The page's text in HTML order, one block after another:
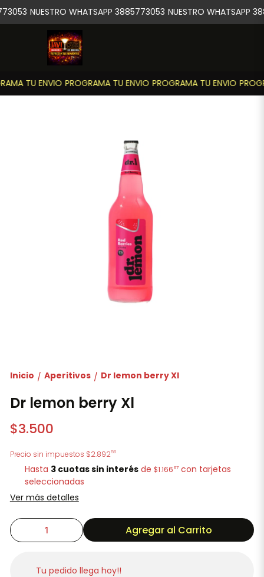
TU ENVIO PROGRAMA TU ENVIO PROGRAMA TU ENVIO
NUESTRO WHATSAPP 3885773053 NUESTRO WHATSAPP
Inicio / Aperitivos / Dr lemon berry Xl
Dr lemon berry Xl
$3.500
Precio sin impuestos $2.89256
Hasta 3 cuotas sin interés de $1.166 67 con tarjetas
seleccionadas
Ver más detalles
Agregar al Carrito
Tu pedido llega hoy!!